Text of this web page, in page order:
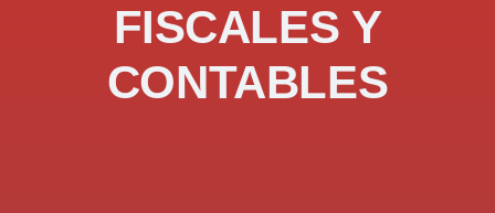
FISCALES Y
CONTABLES